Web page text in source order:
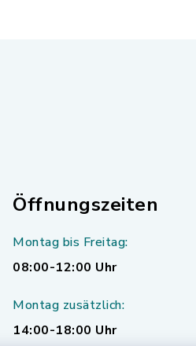
Öffnungszeiten
Montag bis Freitag:
08:00-12:00 Uhr
Montag zusätzlich:
14:00-18:00 Uhr